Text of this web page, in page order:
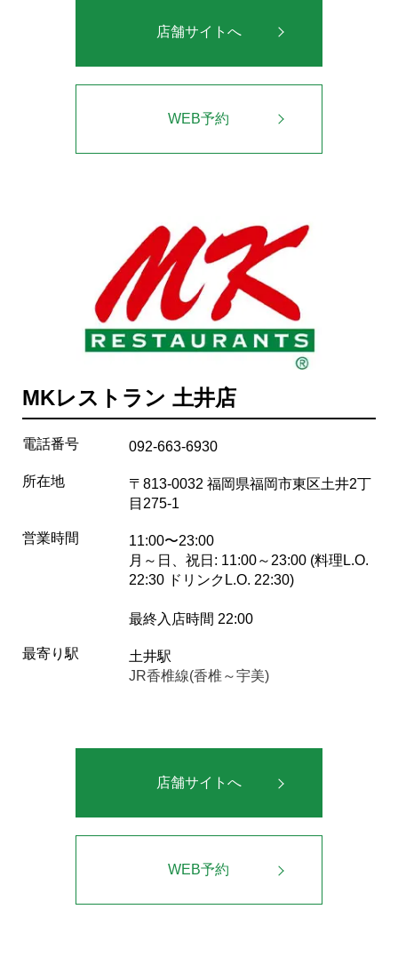
店舗サイトへ
WEB予約
MKレストラン 土井店
電話番号 092-663-6930
所在地
〒813-0032 福岡県福岡市東区土井2丁
目275-1
営業時間
11:00〜23:00
月～日、祝日: 11:00～23:00 (料理L.O.
22:30 ドリンクL.O. 22:30)
最終入店時間 22:00
最寄り駅
土井駅
JR香椎線(香椎～宇美)
店舗サイトへ
WEB予約